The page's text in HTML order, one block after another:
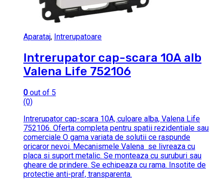
Aparataj, Intrerupatoare
Intrerupator cap-scara 10A alb
Valena Life 752106
0 out of 5
(0)
Intrerupator cap-scara 10A, culoare alba, Valena Life
752106. Oferta completa pentru spatii rezidentiale sau
comerciale O gama variata de solutii ce raspunde
oricaror nevoi. Mecanismele Valena se livreaza cu
placa si suport metalic. Se monteaza cu suruburi sau
gheare de prindere. Se echipeaza cu rama. Insotite de
protectie anti-praf, transparenta.